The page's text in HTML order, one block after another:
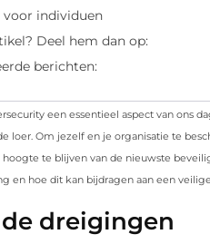
voor individuen
Deel hem dan op:
berichten:
een essentieel aspect van ons
loer. Om jezelf en je organisatie te
te blijven van de nieuwste
en hoe dit kan bijdragen aan een
dreigingen